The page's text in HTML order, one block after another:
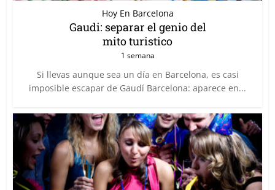
Hoy En Barcelona
Gaudi: separar el genio del
mito turistico
1 semana
Si llevas aunque sea un día en Barcelona, es casi
imposible escapar de Gaudí Barcelona: aparece en...